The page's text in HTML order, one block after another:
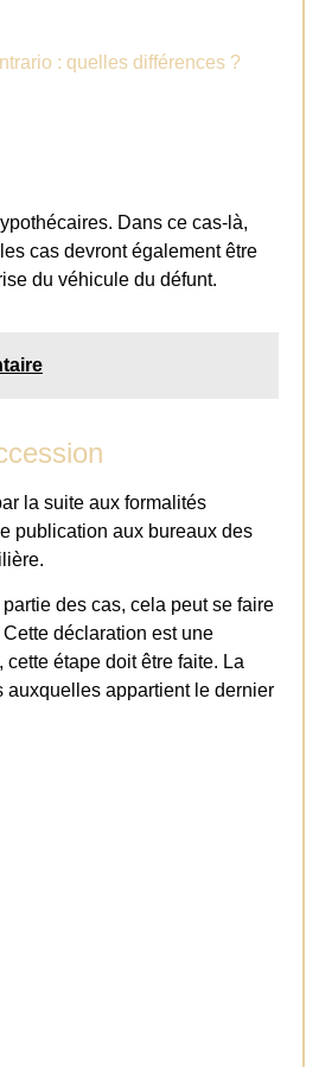
: quelles différences ?
Dans ce cas-là,
cas devront également être
du véhicule du défunt.
la suite aux formalités
publication aux bureaux des
des cas, cela peut se faire
Cette déclaration est une
étape doit être faite. La
auxquelles appartient le dernier